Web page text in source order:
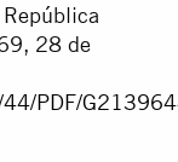
28 de
44/PDF/